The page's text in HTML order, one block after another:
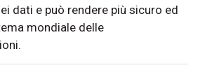
dati e può rendere più sicuro ed
mondiale delle